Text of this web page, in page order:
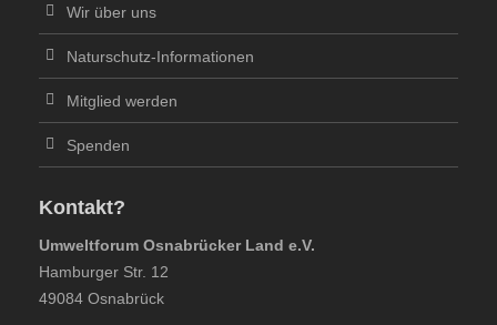
Wir über uns
Naturschutz-Informationen
Mitglied werden
Spenden
Kontakt?
Umweltforum Osnabrücker Land e.V.
Hamburger Str. 12
49084 Osnabrück